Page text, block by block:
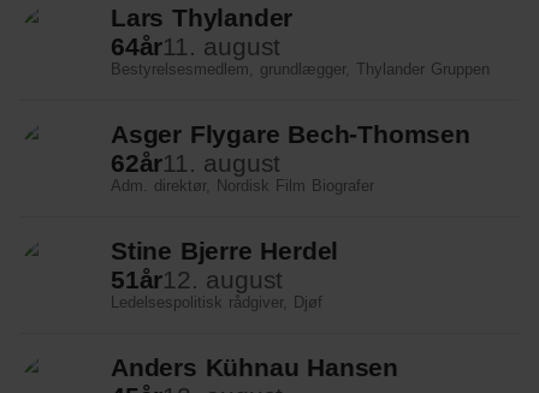
Lars Thylander
64år11. august
Bestyrelsesmedlem, grundlægger, Thylander Gruppen
Asger Flygare Bech-Thomsen
62år11. august
Adm. direktør, Nordisk Film Biografer
Stine Bjerre Herdel
51år12. august
Ledelsespolitisk rådgiver, Djøf
Anders Kühnau Hansen